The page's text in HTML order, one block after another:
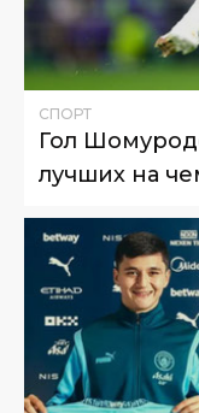
СПОРТ
Гол
лучших на